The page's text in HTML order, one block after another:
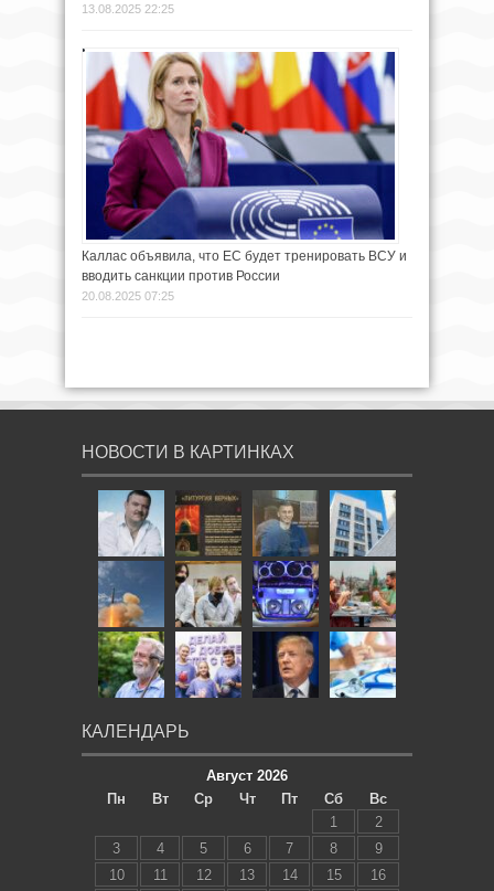
13.08.2025 22:25
Каллас объявила, что ЕС будет тренировать ВСУ и
вводить санкции против России
20.08.2025 07:25
НОВОСТИ В КАРТИНКАХ
КАЛЕНДАРЬ
Август 2026
Пн
Вт Ср Чт Пт Сб
Вс
1
2
3
4 5 6 7 8
9
10
11 12 13 14 15
16